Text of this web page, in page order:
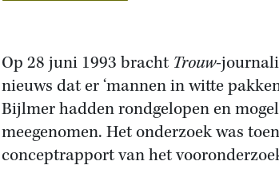
Op 28 juni 1993 bracht Trouw-
nieuws dat er ‘mannen in witte
Bijlmer hadden rondgelopen en
meegenomen. Het onderzoek was
conceptrapport van het